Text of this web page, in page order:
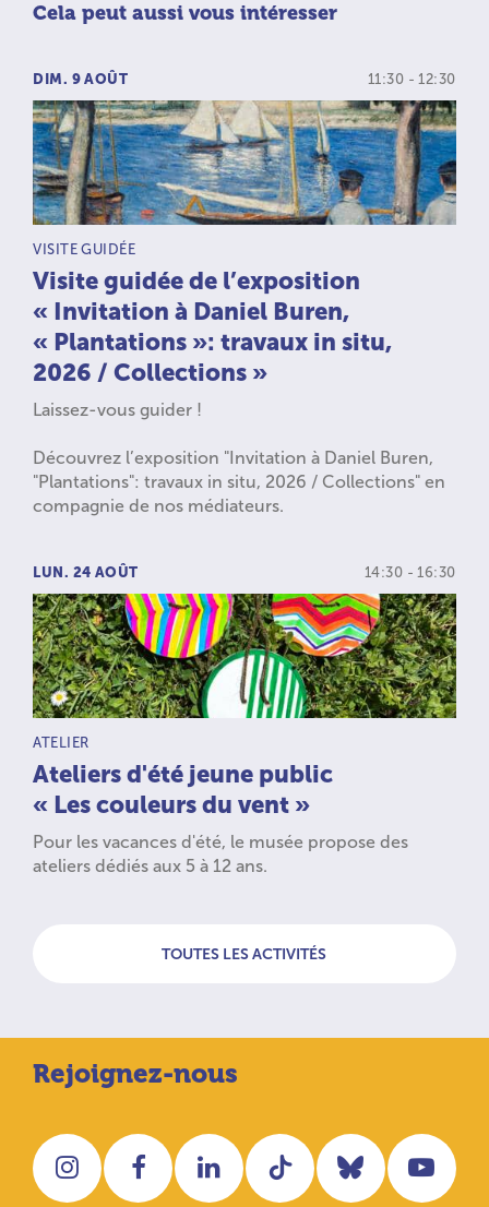
Cela peut aussi vous intéresser
DIM. 9 AOÛT 11:30 - 12:30
TYPE D’ACTIVITÉ :
VISITE GUIDÉE
Visite guidée de l’exposition
« Invitation à Daniel Buren,
« Plantations »: travaux in situ,
2026 / Collections »
Laissez-vous guider !
Découvrez l’exposition "Invitation à Daniel Buren,
"Plantations": travaux in situ, 2026 / Collections" en
compagnie de nos médiateurs.
LUN. 24 AOÛT 14:30 - 16:30
TYPE D’ACTIVITÉ :
ATELIER
Ateliers d'été jeune public
« Les couleurs du vent »
Pour les vacances d'été, le musée propose des
ateliers dédiés aux 5 à 12 ans.
TOUTES LES ACTIVITÉS
Rejoignez-nous
InstagramFacebookLinkedInTiktok Bluesky